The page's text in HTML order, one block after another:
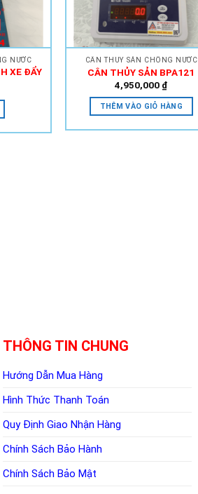
NƯỚC
XE ĐẨY
CÂN THỦY SẢN CHỐNG NƯỚC
CÂN THỦY SẢN BPA121
4,950,000 ₫
THÊM VÀO GIỎ HÀNG
THÔNG TIN CHUNG
Hướng Dẫn Mua Hàng
Hình Thức Thanh Toán
Quy Định Giao Nhận Hàng
Chính Sách Bảo Hành
Chính Sách Bảo Mật